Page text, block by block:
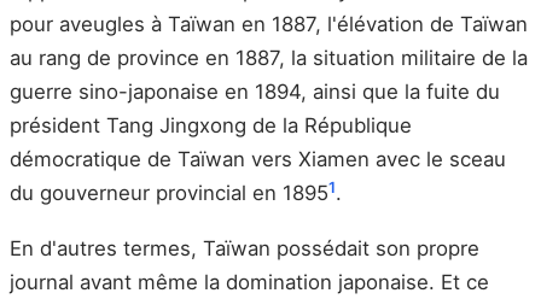
pour aveugles à Taïwan en 1887, l'élévation de Taïwan
au rang de province en 1887, la situation militaire de la
guerre sino-japonaise en 1894, ainsi que la fuite du
président Tang Jingxong de la République
démocratique de Taïwan vers Xiamen avec le sceau
du gouverneur provincial en 18951.
En d'autres termes, Taïwan possédait son propre
journal avant même la domination japonaise. Et ce